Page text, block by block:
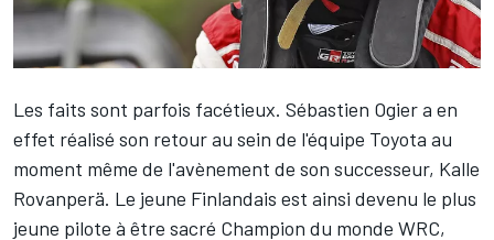
Les faits sont parfois facétieux. Sébastien Ogiera en
effet réalisé son retour au sein de l'équipe Toyota au
moment même de l'avènement de son successeur, Kalle
Rovanperä. Le jeune Finlandais est ainsi devenu le plus
jeune pilote à être sacré Champion du monde WRC,